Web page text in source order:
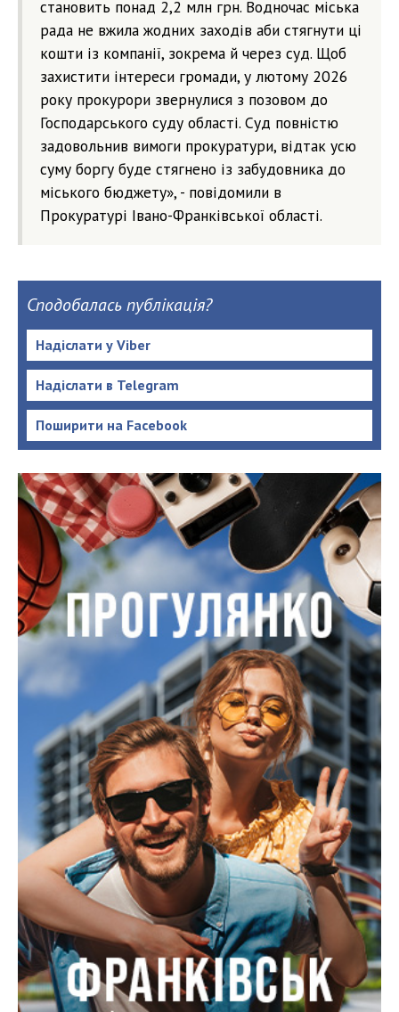
становить понад 2,2 млн грн. Водночас міська
рада не вжила жодних заходів аби стягнути ці
кошти із компанії, зокрема й через суд. Щоб
захистити інтереси громади, у лютому 2026
року прокурори звернулися з позовом до
Господарського суду області. Суд повністю
задовольнив вимоги прокуратури, відтак усю
суму боргу буде стягнено із забудовника до
міського бюджету», - повідомили в
Прокуратурі Івано-Франківської області.
Сподобалась публікація?
Надіслати у Viber
Надіслати в Telegram
Поширити на Facebook